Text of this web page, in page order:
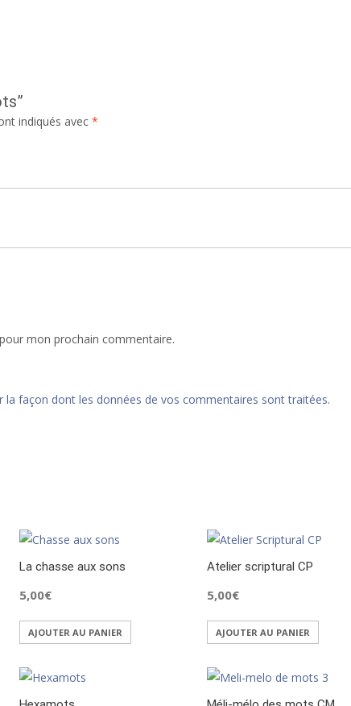
indiqués avec *
mon prochain commentaire.
la façon dont les données de vos commentaires sont traitées.
La chasse aux sons
5,00€
AJOUTER AU PANIER
Atelier scriptural CP
5,00€
AJOUTER AU PANIER